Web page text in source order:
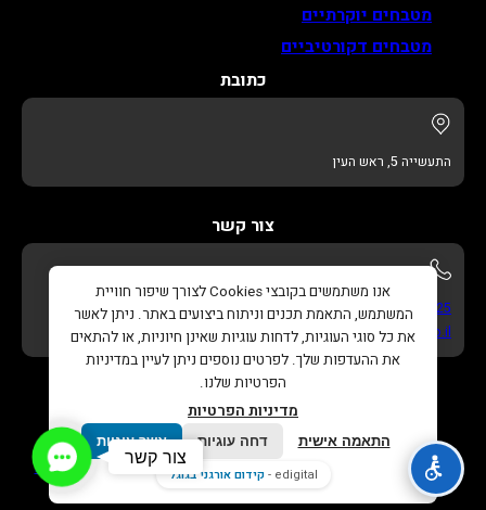
מטבחים יוקרתיים
מטבחים דקורטיביים
כתובת
התעשייה 5, ראש העין
צור קשר
052-622-3325
info@adikitchens.co.il
כל הזכויות שמורות © 2026 |
עדי מטבחים – נגרות בהתאמה
אישית
Edigital.co.il
אנו משתמשים בקובצי Cookies לצורך שיפור חוויית
המשתמש, התאמת תכנים וניתוח ביצועים באתר. ניתן לאשר
את כל סוגי העוגיות, לדחות עוגיות שאינן חיוניות, או להתאים
את ההעדפות שלך. לפרטים נוספים ניתן לעיין במדיניות
הפרטיות שלנו.
מדיניות הפרטיות
התאמה אישית דחה עוגיות אשר עוגיות
edigital - קידום אורגני בגוגל
Contact
Us
צור קשר